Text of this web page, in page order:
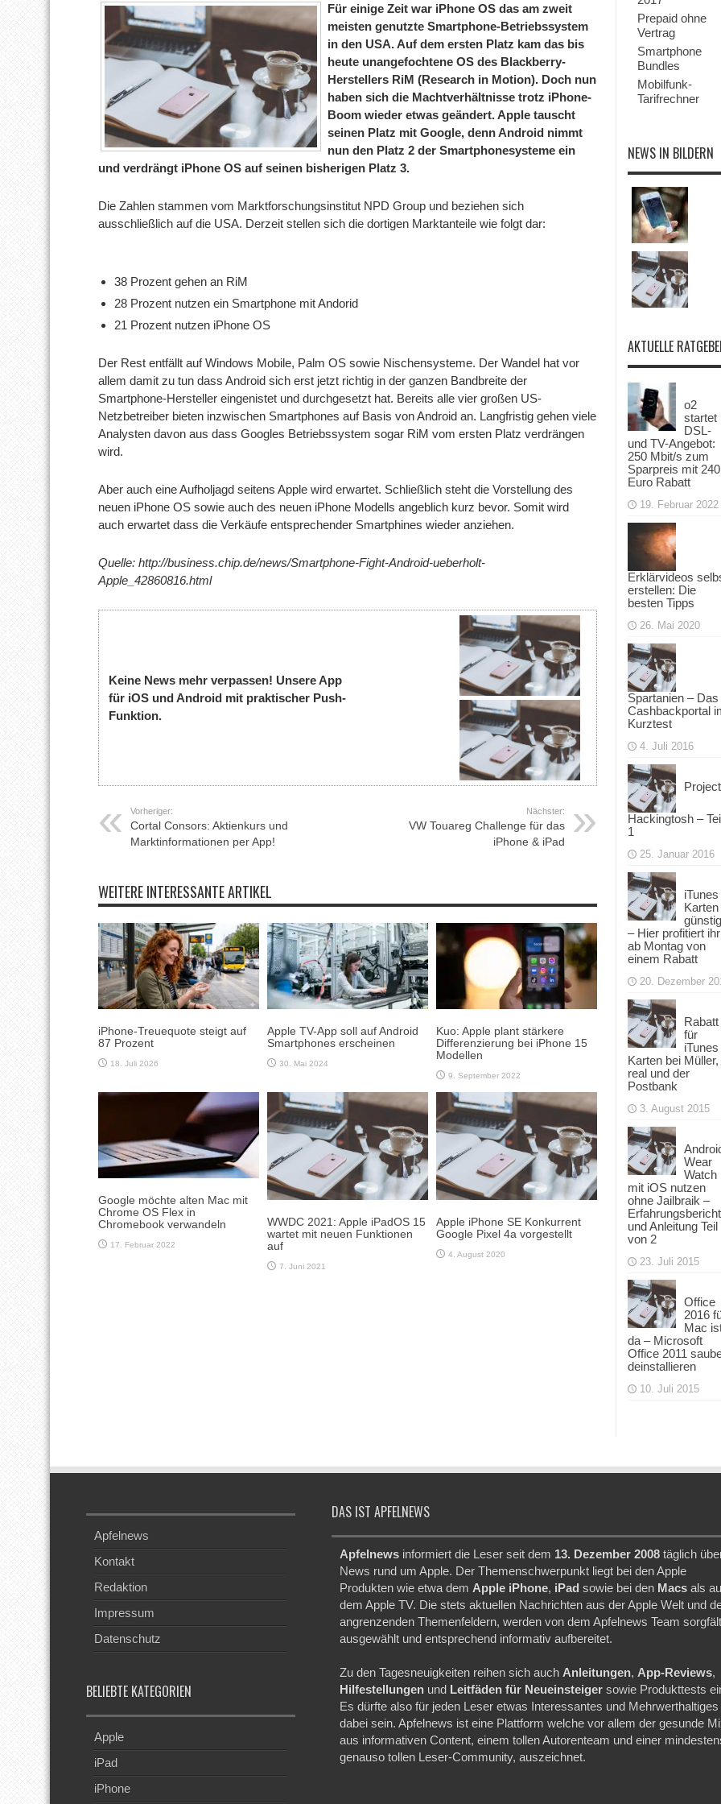
–
Android
wieder
iPhone
OS
Für einige Zeit war iPhone OS das am zweit
meisten genutzte Smartphone-Betriebssystem
in den USA. Auf dem ersten Platz kam das bis
heute unangefochtene OS des Blackberry-
Herstellers RiM (Research in Motion). Doch nun
haben sich die Machtverhältnisse trotz iPhone-
Boom wieder etwas geändert. Apple tauscht
seinen Platz mit Google, denn Android nimmt
nun den Platz 2 der Smartphonesysteme ein
und verdrängt iPhone OS auf seinen bisherigen Platz 3.
Die Zahlen stammen vom Marktforschungsinstitut NPD Group und beziehen sich
ausschließlich auf die USA. Derzeit stellen sich die dortigen Marktanteile wie folgt dar:
38 Prozent gehen an RiM
28 Prozent nutzen ein Smartphone mit Andorid
21 Prozent nutzen iPhone OS
Der Rest entfällt auf Windows Mobile, Palm OS sowie Nischensysteme. Der Wandel hat vor
allem damit zu tun dass Android sich erst jetzt richtig in der ganzen Bandbreite der
Smartphone-Hersteller eingenistet und durchgesetzt hat. Bereits alle vier großen US-
Netzbetreiber bieten inzwischen Smartphones auf Basis von Android an. Langfristig gehen viele
Analysten davon aus dass Googles Betriebssystem sogar RiM vom ersten Platz verdrängen
wird.
Aber auch eine Aufholjagd seitens Apple wird erwartet. Schließlich steht die Vorstellung des
neuen iPhone OS sowie auch des neuen iPhone Modells angeblich kurz bevor. Somit wird
auch erwartet dass die Verkäufe entsprechender Smartphines wieder anziehen.
Quelle: http://business.chip.de/news/Smartphone-Fight-Android-ueberholt-
Apple_42860816.html
Keine News mehr verpassen! Unsere App
für iOS und Android mit praktischer Push-
Funktion.
Vorheriger:
Cortal Consors: Aktienkurs und
Marktinformationen per App!
Nächster:
VW Touareg Challenge für das
iPhone & iPad
WEITERE INTERESSANTE ARTIKEL
iPhone-Treuequote steigt auf
87 Prozent
18. Juli 2026
Apple TV-App soll auf Android
Smartphones erscheinen
30. Mai 2024
Kuo: Apple plant stärkere
Differenzierung bei iPhone 15
Modellen
9. September 2022
Google möchte alten Mac mit
Chrome OS Flex in
Chromebook verwandeln
17. Februar 2022
WWDC 2021: Apple iPadOS 15
wartet mit neuen Funktionen
auf
7. Juni 2021
Apple iPhone SE Konkurrent
Google Pixel 4a vorgestellt
4. August 2020
Prepaid ohne
Vertrag
Smartphone
Bundles
Mobilfunk-
Tarifrechner
NEWS IN BILDERN
AKTUELLE
o2
startet
DSL-
und TV-Angebot:
250 Mbit/s zum
Sparpreis mit 240
Euro Rabatt
19. Februar 2022
Erklärvideos
erstellen: Die
besten Tipps
26. Mai 2020
Spartanien – Das
Cashbackportal
Kurztest
4. Juli 2016
Project
Hackingtosh –
1
25. Januar 2016
iTunes
Karten
– Hier profitiert ihr
ab Montag von
einem Rabatt
20. Dezember
Rabatt
für
iTunes
Karten bei Müller,
real und der
Postbank
3. August 2015
Wear
Watch
mit iOS nutzen
ohne Jailbraik –
Erfahrungsbericht
und Anleitung Teil
von 2
23. Juli 2015
Office
2016
Mac
da – Microsoft
Office 2011
deinstallieren
10. Juli 2015
Apfelnews
Kontakt
Redaktion
Impressum
Datenschutz
BELIEBTE KATEGORIEN
Apple
iPad
iPhone
DAS IST APFELNEWS
Apfelnews informiert die Leser seit dem 13. Dezember 2008 täglich
News rund um Apple. Der Themenschwerpunkt liegt bei den Apple
Produkten wie etwa dem Apple iPhone, iPad sowie bei den Macs als
dem Apple TV. Die stets aktuellen Nachrichten aus der Apple Welt und
angrenzenden Themenfeldern, werden von dem Apfelnews Team
ausgewählt und entsprechend informativ aufbereitet.
Zu den Tagesneuigkeiten reihen sich auch Anleitungen, App-Reviews,
Hilfestellungen und Leitfäden für Neueinsteiger sowie Produkttests
Es dürfte also für jeden Leser etwas Interessantes und Mehrwerthaltiges
dabei sein. Apfelnews ist eine Plattform welche vor allem der gesunde
aus informativen Content, einem tollen Autorenteam und einer
genauso tollen Leser-Community, auszeichnet.